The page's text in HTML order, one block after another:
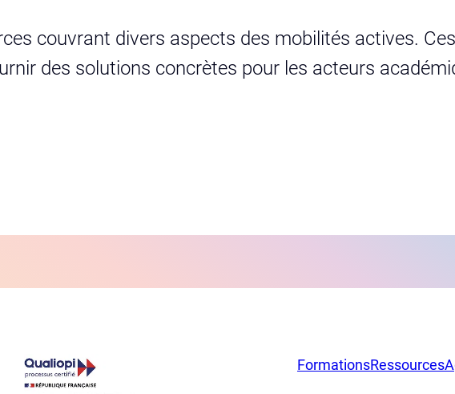
couvrant divers aspects des mobilités actives.
des solutions concrètes pour les acteurs
FormationsRessources